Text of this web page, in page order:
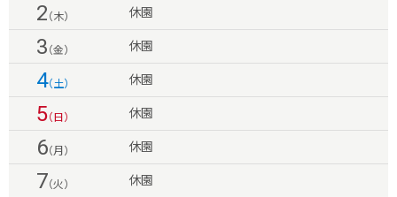
2 （木） 休園
3 （金） 休園
4（土） 休園
5（日） 休園
6（月） 休園
7（火） 休園